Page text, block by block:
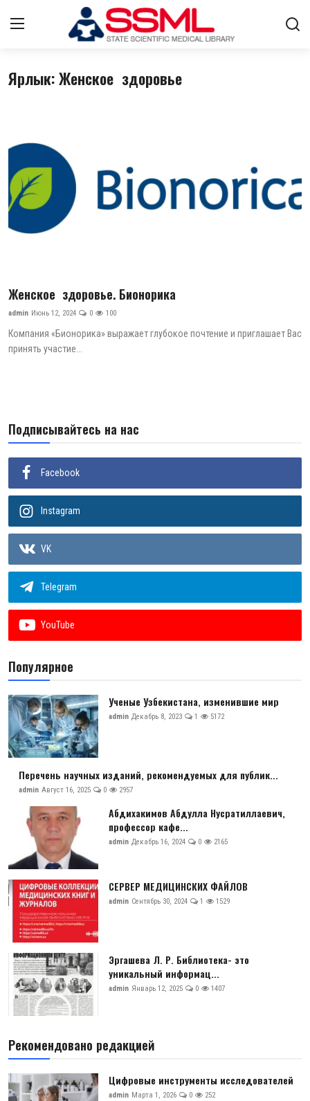
Авторизоваться регистр
Архив журналов Узбекистана
О нас
Контакты
Лента
Цифровые коллекции
ГНМБ
История здравоохранения Узбекистана
Медики Узбекистана
ВАК
ИИ
PDF-translator
Статистика
Проблемы Арала
Антикоррупция
Русский
Ярлык: Женское здоровье
Женское здоровье. Бионорика
admin Июнь 12, 2024 0 100
Компания «Бионорика» выражает глубокое почтение и приглашает Вас
принять участие...
Подписывайтесь на нас
Facebook
Instagram
VK
Telegram
YouTube
Популярное
Ученые Узбекистана, изменившие мир
admin Декабрь 8, 2023 1 5172
Перечень научных изданий, рекомендуемых для публик...
admin Август 16, 2025 0 2957
Абдихакимов Абдулла Нусратиллаевич,
профессор кафе...
admin Декабрь 16, 2024 0 2165
СЕРВЕР МЕДИЦИНСКИХ ФАЙЛОВ
admin Сентябрь 30, 2024 1 1529
Эргашева Л. Р. Библиотека- это
уникальный информац...
admin Январь 12, 2025 0 1407
Рекомендовано редакцией
Цифровые инструменты исследователей
admin Марта 1, 2026 0 252